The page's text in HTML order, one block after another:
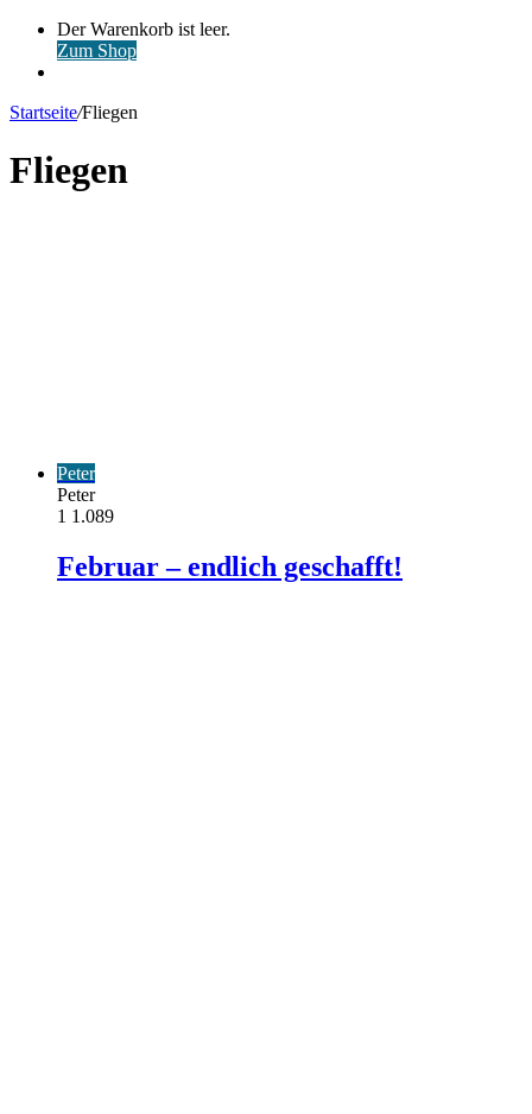
Warenkorb
ansehen
Der Warenkorb ist leer.
Zum Shop
Startseite/Fliegen
Fliegen
Peter
Peter
1 1.089
Februar – endlich geschafft!